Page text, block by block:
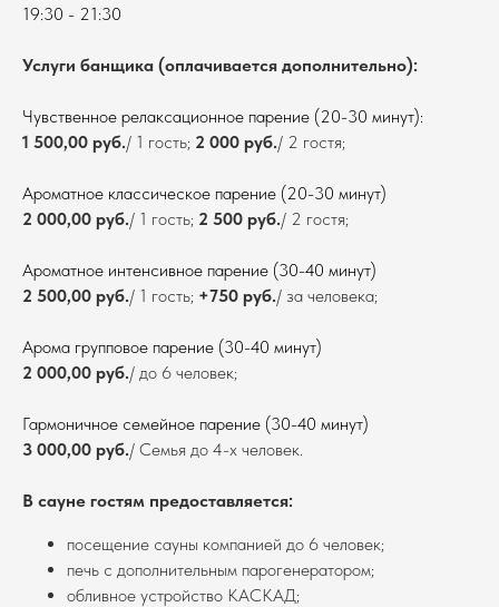
19:30 - 21:30
Услуги банщика (оплачивается дополнительно):
Чувственное релаксационное парение (20-30 минут):
1 500,00 руб./ 1 гость; 2 000 руб./ 2 гостя;
Ароматное классическое парение (20-30 минут)
2 000,00 руб./ 1 гость; 2 500 руб./ 2 гостя;
Ароматное интенсивное парение (30-40 минут)
2 500,00 руб./ 1 гость; +750 руб./ за человека;
Арома групповое парение (30-40 минут)
2 000,00 руб./ до 6 человек;
Гармоничное семейное парение (30-40 минут)
3 000,00 руб./ Семья до 4-х человек.
В сауне гостям предоставляется:
посещение сауны компанией до 6 человек;
печь с дополнительным парогенератором;
обливное устройство КАСКАД;